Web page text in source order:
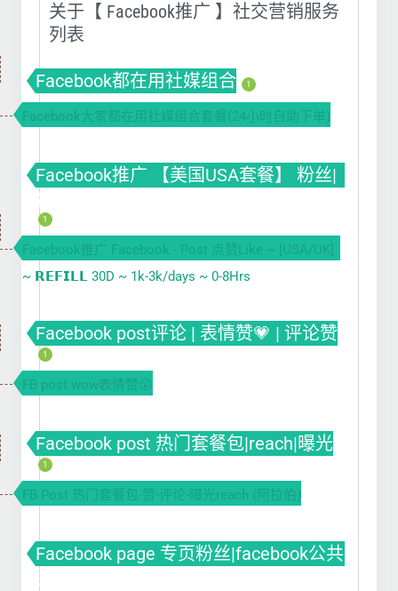
关于【 Facebook推广 】社交营销服务
列表
Facebook都在用社媒组合 1
Facebook大家都在用社媒组合套餐(24小时自助下单)
Facebook推广 【美国USA套餐】 粉丝|
赞
1
Facebook推广 Facebook - Post 点赞Like ~ [USA/UK]
~ 𝗥𝗘𝗙𝗜𝗟𝗟 30D ~ 1k-3k/days ~ 0-8Hrs
Facebook post评论 | 表情赞💗 | 评论赞
1
FB post wow表情赞😲
Facebook post 热门套餐包|reach|曝光
1
FB Post 热门套餐包-赞-评论-曝光reach (阿拉伯)
Facebook page 专页粉丝|facebook公共
主页| fb涨粉 fb刷粉 Facebook专页刷点